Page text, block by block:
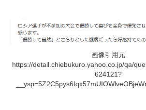
画像引用元
https://detail.chiebukuro.yahoo.co.jp/qa/
624121?